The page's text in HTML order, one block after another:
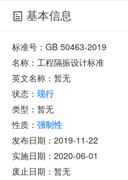
基本信息
标准号： GB 50463-2019
名称： 工程隔振设计标准
英文名称： 暂无
状态： 现行
类型： 暂无
性质： 强制性
发布日期： 2019-11-22
实施日期： 2020-06-01
废止日期： 暂无